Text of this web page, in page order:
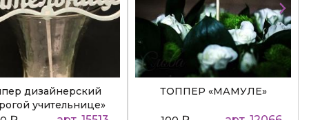
дизайнерский
учительнице»
ТОППЕР «МАМУЛЕ»